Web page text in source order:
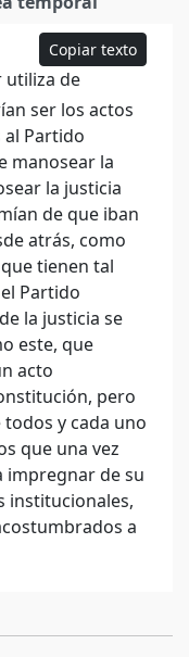
Copiar texto
utiliza de
ser los actos
Partido
manosear la
la justicia
de que iban
atrás, como
tienen tal
Partido
la justicia se
este, que
acto
pero
y cada uno
que una vez
impregnar de su
institucionales,
a